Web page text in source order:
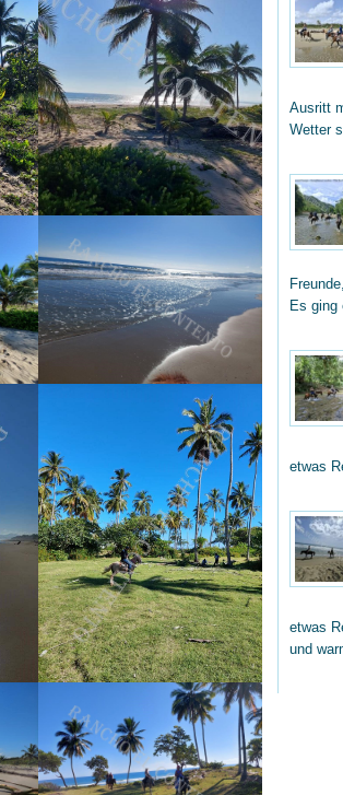
Ausritt
Wetter
Es
etwas
etwas
und